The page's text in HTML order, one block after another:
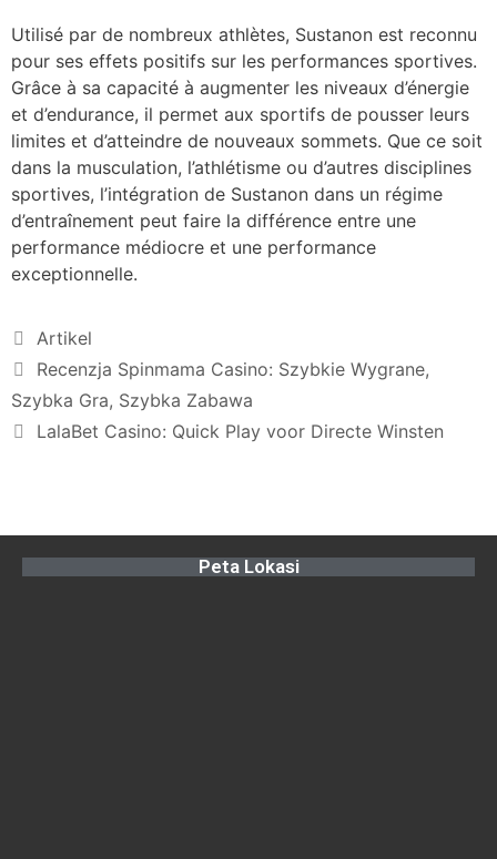
Utilisé par de nombreux athlètes, Sustanon est reconnu
pour ses effets positifs sur les performances sportives.
Grâce à sa capacité à augmenter les niveaux d’énergie
et d’endurance, il permet aux sportifs de pousser leurs
limites et d’atteindre de nouveaux sommets. Que ce soit
dans la musculation, l’athlétisme ou d’autres disciplines
sportives, l’intégration de Sustanon dans un régime
d’entraînement peut faire la différence entre une
performance médiocre et une performance
exceptionnelle.
Artikel
Recenzja Spinmama Casino: Szybkie Wygrane,
Szybka Gra, Szybka Zabawa
LalaBet Casino: Quick Play voor Directe Winsten
Peta Lokasi